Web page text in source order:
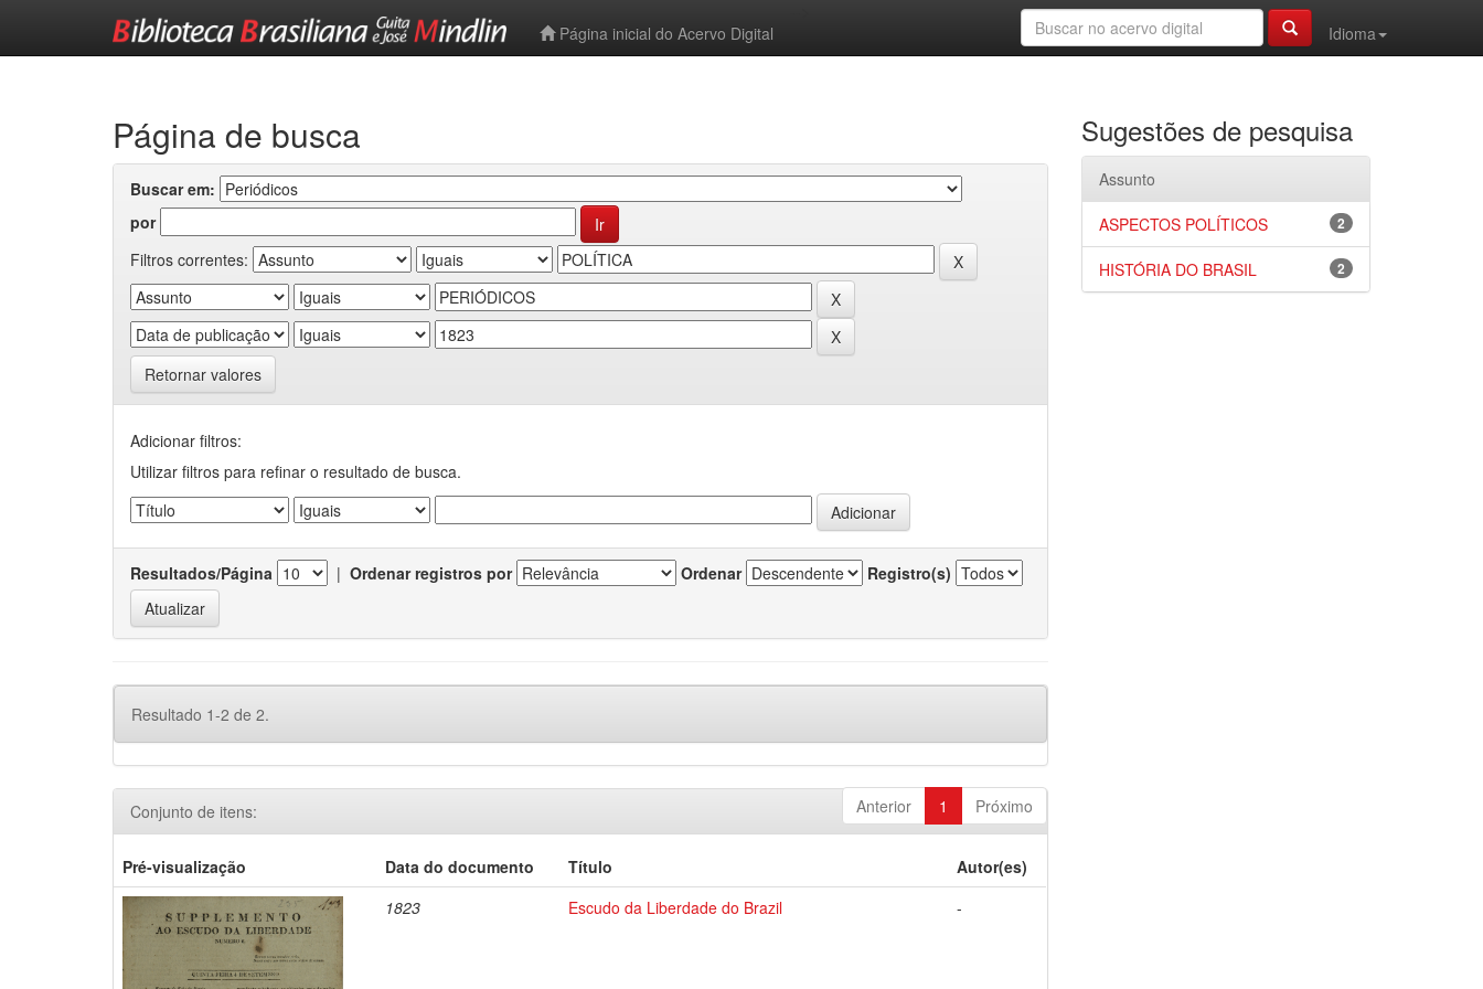
Página inicial do Acervo Digital
Idioma
Página de busca
Buscar em:
por
Filtros correntes:
Retornar valores
Adicionar filtros:
Utilizar filtros para refinar o resultado de busca.
Resultados/Página | Ordenar registros por Ordenar Registro(s)
Resultado 1-2 de 2.
Anterior 1 Próximo
Conjunto de itens:
Pré-visualização Data do documento Título
Autor(es)
1823
Escudo da Liberdade do Brazil -
Sugestões de pesquisa
Assunto
2
ASPECTOS POLÍTICOS
2
HISTÓRIA DO BRASIL